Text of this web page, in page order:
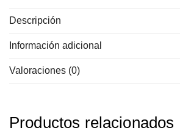
Descripción
Información adicional
Valoraciones (0)
Productos relacionados